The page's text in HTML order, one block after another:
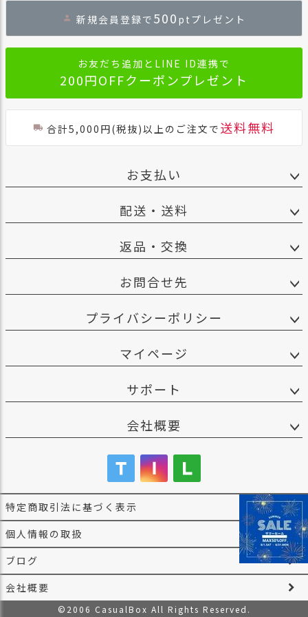
ジト
へ
新規会員登録で 500 ptプレゼント
お友だち追加とLINE ID連携で
200円OFFクーポンプレゼント
合計5,000円(税抜)以上のご注文で 送料無料
お支払い
配送・送料
返品・交換
お問合せ先
プライバシーポリシー
マイページ
サポート
会社概要
特定商取引法に基づく表示
個人情報の取扱
ブログ
会社概要
©2006 CasualBox All Rights Reserved.